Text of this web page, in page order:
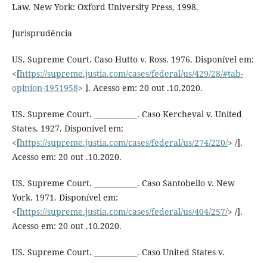
Law. New York: Oxford University Press, 1998.
Jurisprudência
US. Supreme Court. Caso Hutto v. Ross. 1976. Disponível em:
<[https://supreme.justia.com/cases/federal/us/429/28/#tab-
opinion-1951958> ]. Acesso em: 20 out .10.2020.
US. Supreme Court. ____________. Caso Kercheval v. United
States. 1927. Disponível em:
<[https://supreme.justia.com/cases/federal/us/274/220/> /].
Acesso em: 20 out .10.2020.
US. Supreme Court. ____________. Caso Santobello v. New
York. 1971. Disponível em:
<[https://supreme.justia.com/cases/federal/us/404/257/> /].
Acesso em: 20 out .10.2020.
US. Supreme Court. ____________. Caso United States v.